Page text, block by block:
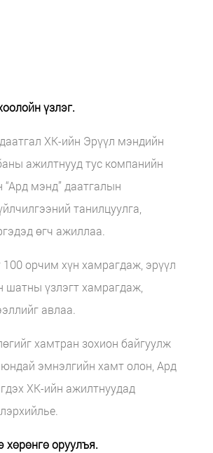
үзлэг.
ХК-ийн Эрүүл мэндийн
ажилтнууд тус компанийн
мэнд” даатгалын
танилцуулга,
өгч ажиллаа.
100 орчим хүн хамрагдаж, эрүүл
шатны үзлэгт хамрагдаж,
авлаа.
хамтран зохион байгуулж
эмнэлгийн хамт олон, Ард
ХК-ийн ажилтнуудад
хөрөнгө оруулъя.